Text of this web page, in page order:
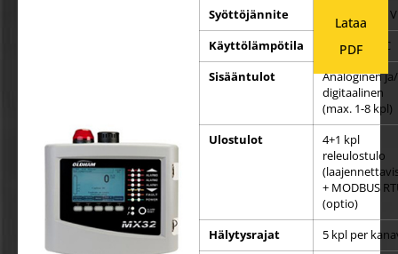
Syöttöjännite 230 VAC / 24
Käyttölämpötila -20°C - +50°C
Sisääntulot
Analoginen
digitaalinen
(max. 1-8 kpl)
Ulostulot
4+1 kpl
releulostulo
+ MODBUS
(optio)
Hälytysrajat 5 kpl per
Lataa
PDF